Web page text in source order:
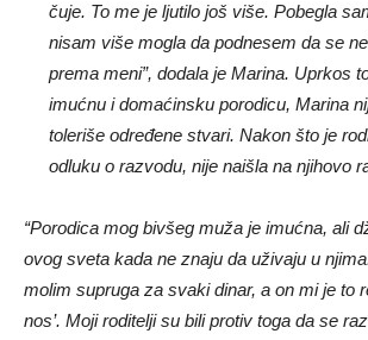
čuje. To me je ljutilo još više. Pobegla
nisam više mogla da podnesem da se
prema meni”, dodala je Marina. Uprkos
imućnu i domaćinsku porodicu, Marina
toleriše određene stvari. Nakon što je
odluku o razvodu, nije naišla na njihovo
“Porodica mog bivšeg muža je imućna, ali
ovog sveta kada ne znaju da uživaju u
molim supruga za svaki dinar, a on mi je to
nos’. Moji roditelji su bili protiv toga da se